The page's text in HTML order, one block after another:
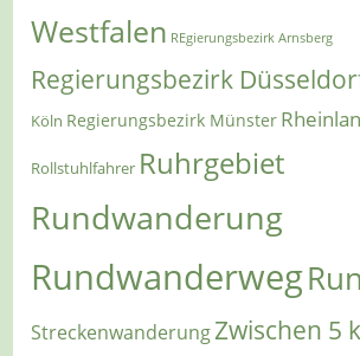
Westfalen REgierungsbezirk Arnsberg
Regierungsbezirk
Köln Regierungsbezirk Münster
Rollstuhlfahrer Ruhrgebiet
Rundwanderung
Rundwanderweg
StreckenwanderungZwischen 5